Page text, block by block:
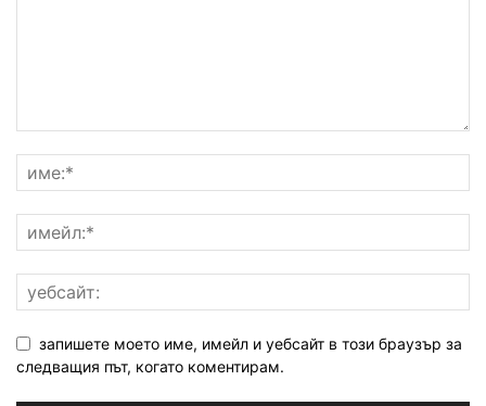
запишете моето име, имейл и уебсайт в този браузър за
следващия път, когато коментирам.